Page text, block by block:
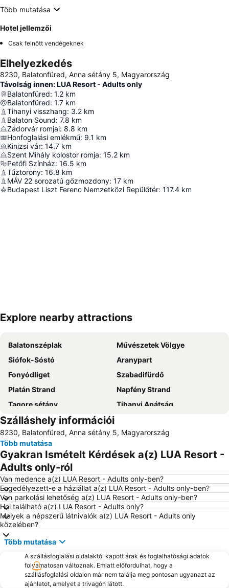
Több mutatása
Hotel jellemzői
Csak felnőtt vendégeknek
Elhelyezkedés
8230, Balatonfüred, Anna sétány 5, Magyarország
Távolság innen: LUA Resort - Adults only
Balatonfüred: 1.2 km
Balatonfüred: 1.7 km
Tihanyi visszhang: 3.2 km
Balaton Sound: 7.8 km
Zádorvár romjai: 8.8 km
Honfoglalási emlékmű: 9.1 km
Kinizsi vár: 14.7 km
Szent Mihály kolostor romja: 15.2 km
Petőfi Színház: 16.5 km
Tűztorony: 16.8 km
MÁV 22 sorozatú gőzmozdony: 17 km
Budapest Liszt Ferenc Nemzetközi Repülőtér: 117.4 km
Nagy méretű térkép
Explore nearby attractions
Balatonszéplak
Művészetek Völgye
Siófok-Sóstó
Aranypart
Fonyódliget
Szabadifürdő
Platán Strand
Napfény Strand
Tagore sétány
Tihanyi Apátság
Balatonfüred
Ezüstpart
Pálköve
Balatonfüredi Állami Szívkórház
Siófok Vasútállomás
Siófok Kikötő-hajóállomás
Balatonfüred Kikötő
Fő tér
Csopaki strand
Strand
Siófoki Víztorony
Balatonlelle Sétálóutca
Lido strand
Balatonfüred vasútállomás
Sümeg vár
Boglári Szüreti Fesztivál
Balatonkiliti
Kőröshegyi völgyhíd
Tapolca Belváros
Borhetek
Balatonföldvár Vasútállomás
Szálláshely információi
8230, Balatonfüred, Anna sétány 5, Magyarország
Több mutatása
Gyakran Ismételt Kérdések a(z) LUA Resort -
Adults only-ról
Van medence a(z) LUA Resort - Adults only-ben?
Engedélyezett-e a háziállat a(z) LUA Resort - Adults only-ben?
Van parkolási lehetőség a(z) LUA Resort - Adults only-ben?
Hol található a(z) LUA Resort - Adults only?
Melyek a népszerű látnivalók a(z) LUA Resort - Adults only
közelében?
Több mutatása
A szállásfoglalási oldalaktól kapott árak és foglalhatósági adatok
folyamatosan változnak. Emiatt előfordulhat, hogy a
szállásfoglalási oldalon már nem találja meg pontosan ugyanazt az
ajánlatot, amelyet a trivagón látott.